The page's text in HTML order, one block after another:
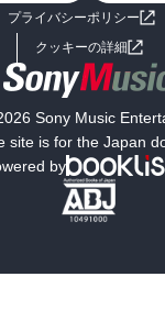
小説
海外小説
SF
文学
プライバシーポリシー
クッキーの詳細
Sony Music
site is for the Japan
by